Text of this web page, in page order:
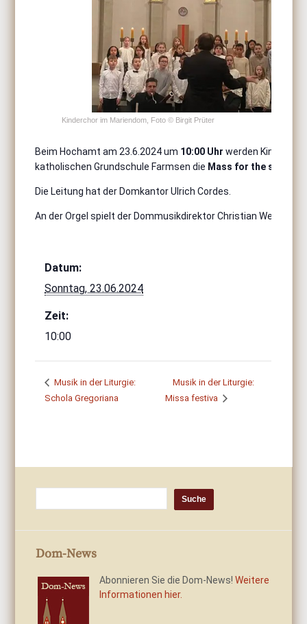
Kinderchor im Mariendom, Foto © Birgit Prüter
Beim Hochamt am 23.6.2024 um 10:00 Uhr werden Kinder
katholischen Grundschule Farmsen die Mass for the stable
Die Leitung hat der Domkantor Ulrich Cordes.
An der Orgel spielt der Dommusikdirektor Christian Weiherer
Datum:
Sonntag, 23.06.2024
Zeit:
10:00
Musik in der Liturgie:
Schola Gregoriana
Musik in der Liturgie:
Missa festiva
Dom-News
Abonnieren Sie die Dom-News!Weitere
Informationen hier.